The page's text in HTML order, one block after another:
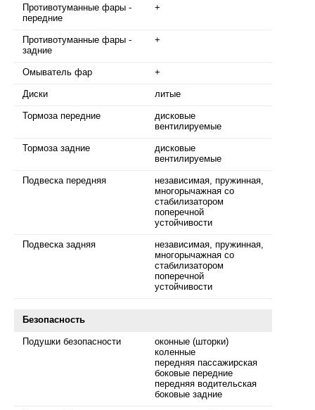
Противотуманные фары -
передние
+
Противотуманные фары -
задние
+
Омыватель фар +
Диски литые
Тормоза передние
дисковые
вентилируемые
Тормоза задние
дисковые
вентилируемые
Подвеска передняя
независимая, пружинная,
многорычажная со
стабилизатором
поперечной
устойчивости
Подвеска задняя
независимая, пружинная,
многорычажная со
стабилизатором
поперечной
устойчивости
Безопасность
Подушки безопасности
оконные (шторки)
коленные
передняя пассажирская
боковые передние
передняя водительская
боковые задние